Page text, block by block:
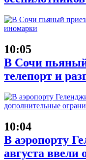
10:05
В Сочи
телепорт и
10:04
В аэропорту
августа ввели